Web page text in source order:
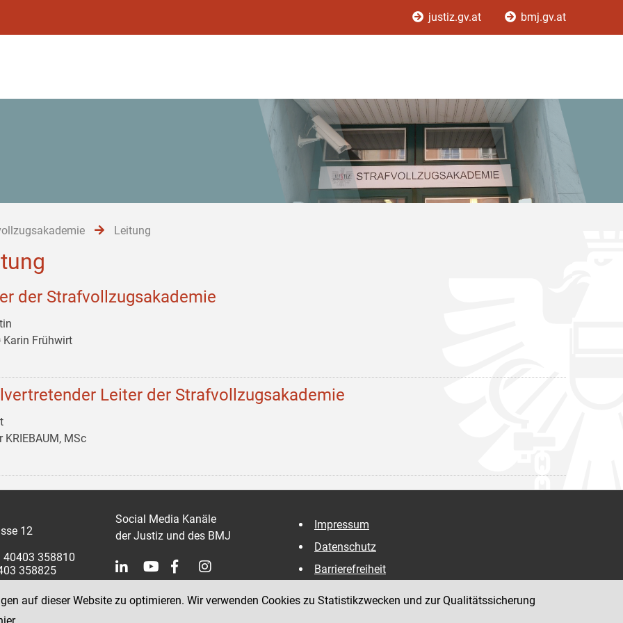
justiz.gv.at bmj.gv.at
Leitung
der Strafvollzugsakademie
Karin Frühwirt
Leiter der Strafvollzugsakademie
KRIEBAUM, MSc
12
40403 358810
358825
Social Media Kanäle
der Justiz und des BMJ
Impressum
Datenschutz
Barrierefreiheit
auf dieser Website zu optimieren. Wir verwenden Cookies zu Statistikzwecken und zur Qualitätssicherung